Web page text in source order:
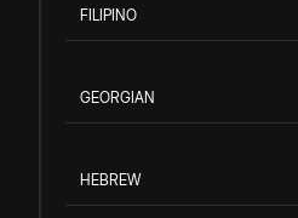
FILIPINO
GEORGIAN
HEBREW